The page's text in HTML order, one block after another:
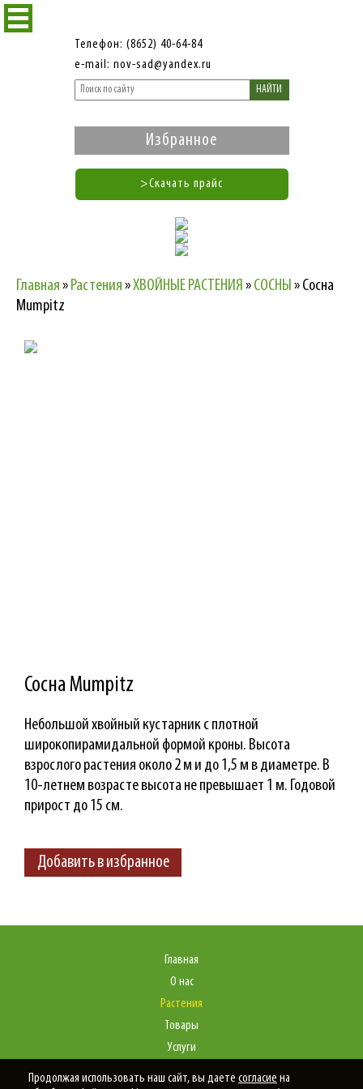
Телефон: (8652) 40-64-84
e-mail: nov-sad@yandex.ru
НАЙТИ
Избранное
>Скачать прайс
Главная» Растения»ХВОЙНЫЕ РАСТЕНИЯ »СОСНЫ »Сосна
Mumpitz
Сосна Mumpitz
Небольшой хвойный кустарник с плотной
широкопирамидальной формой кроны. Высота
взрослого растения около 2 м и до 1,5 м в диаметре. В
10-летнем возрасте высота не превышает 1 м. Годовой
прирост до 15 см.
Добавить в избранное
Главная
О нас
Растения
Товары
Услуги
Продолжая использовать наш сайт, вы даете согласие на